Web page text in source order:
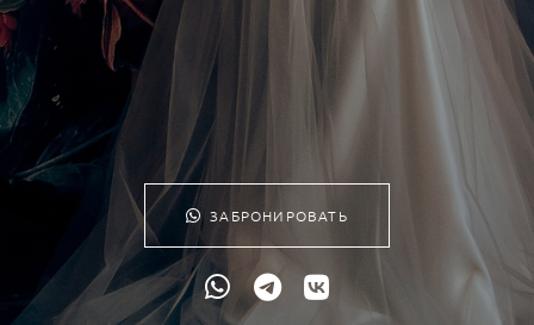
ЗАБРОНИРОВАТЬ